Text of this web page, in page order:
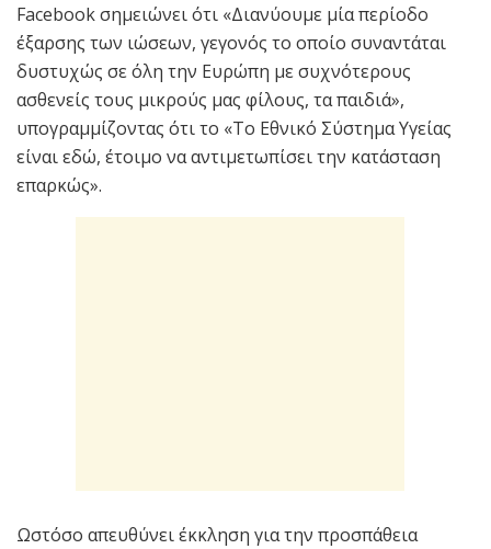
Facebook σημειώνει ότι «Διανύουμε μία περίοδο
έξαρσης των ιώσεων, γεγονός το οποίο συναντάται
δυστυχώς σε όλη την Ευρώπη με συχνότερους
ασθενείς τους μικρούς μας φίλους, τα παιδιά»,
υπογραμμίζοντας ότι το «Το Εθνικό Σύστημα Υγείας
είναι εδώ, έτοιμο να αντιμετωπίσει την κατάσταση
επαρκώς».
Ωστόσο απευθύνει έκκληση για την προσπάθεια